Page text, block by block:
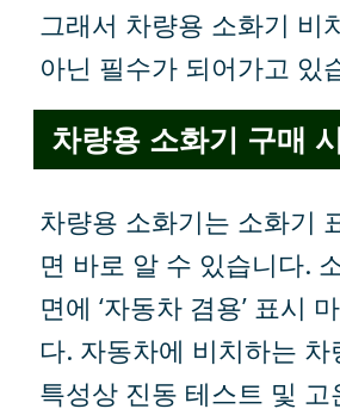
그래서 차량용 소화기 비
아닌 필수가 되어가고 있
차량용 소화기 구매
차량용 소화기는 소화기
면 바로 알 수 있습니다.
면에 ‘자동차 겸용’ 표시
다. 자동차에 비치하는 차
특성상 진동 테스트 및